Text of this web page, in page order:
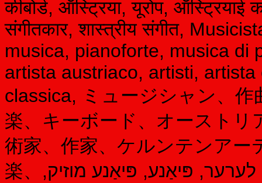
कीबोर्ड, ऑस्ट्रिया, यूरोप,
संगीतकार, शास्त्रीय संगीत,
musica, pianoforte, musica di
artista austriaco, artisti,
classica, ミュージシャン、
楽、キーボード、オースト
術家、作家、ケルンテンアー
楽、קלעזמער, קאַמפּאָוזער, מוזיק לערער, פּיאַנע, פּיאַנע מוזיק,